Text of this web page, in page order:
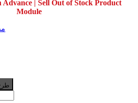
| Sell Out of Stock Product
Module